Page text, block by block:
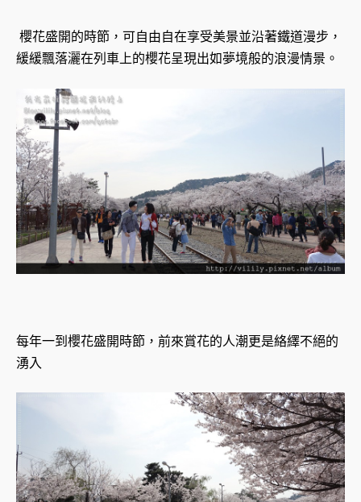
櫻花盛開的時節，可自由自在享受美景並沿著鐵道漫步，
緩緩飄落灑在列車上的櫻花呈現出如夢境般的浪漫情景。
每年一到櫻花盛開時節，前來賞花的人潮更是絡繹不絕的
湧入